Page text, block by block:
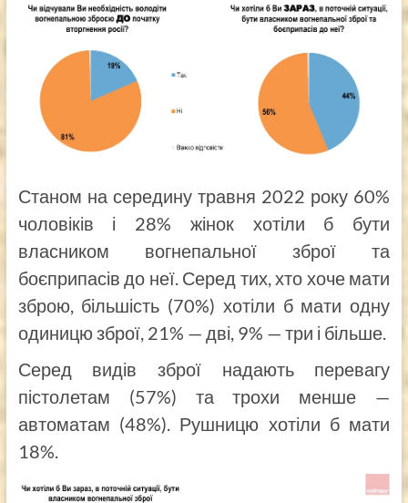
Станом на середину травня 2022 року 60%
чоловіків і 28% жінок хотіли б бути
власником вогнепальної зброї та
боєприпасів до неї. Серед тих, хто хоче мати
зброю, більшість (70%) хотіли б мати одну
одиницю зброї, 21% — дві, 9% — три і більше.
Серед видів зброї надають перевагу
пістолетам (57%) та трохи менше —
автоматам (48%). Рушницю хотіли б мати
18%.